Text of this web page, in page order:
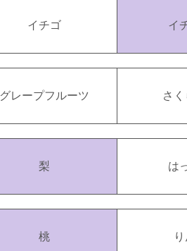
イチゴ イ
グレープフルーツ さ
梨 は
桃